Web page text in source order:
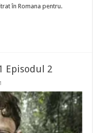
în Romana pentru.
Episodul 2